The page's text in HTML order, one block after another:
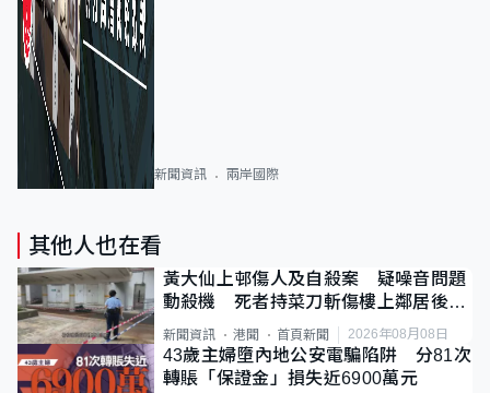
新聞資訊 兩岸國際
其他人也在看
黃大仙上邨傷人及自殺案 疑噪音問題
動殺機 死者持菜刀斬傷樓上鄰居後墮
斃
新聞資訊 港聞 首頁新聞 2026年08月08日
43歲主婦墮內地公安電騙陷阱 分81次
轉賬「保證金」損失近6900萬元